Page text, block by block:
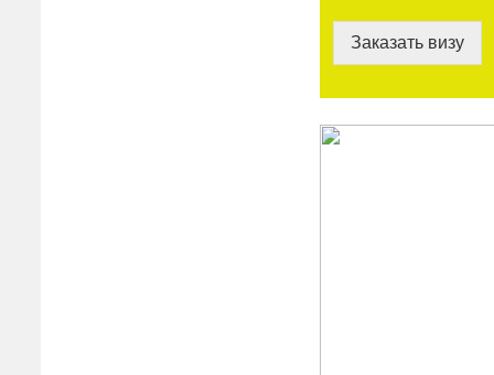
Заказать визу